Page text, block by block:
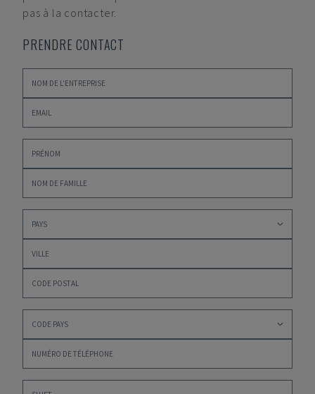
pas à la contacter.
PRENDRE CONTACT